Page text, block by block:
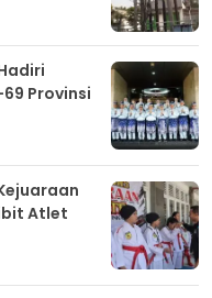
Provinsi
Atlet